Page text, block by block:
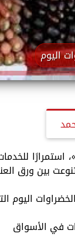
اليوم
اليوم
في الأسواق